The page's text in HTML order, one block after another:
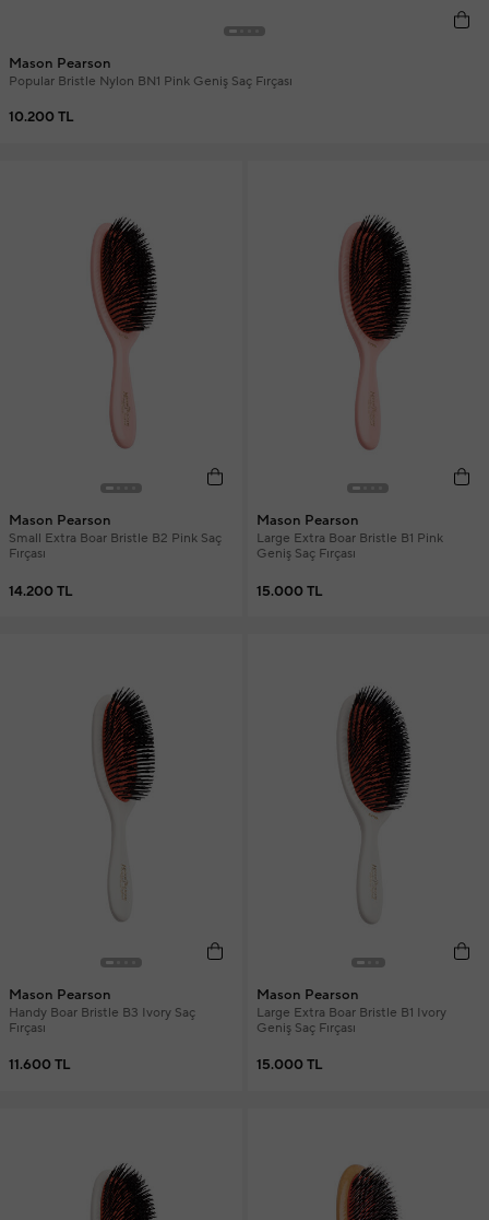
Mason Pearson
Popular Bristle Nylon BN1 Pink Geniş Saç Fırçası
10.200 TL
Mason Pearson
Small Extra Boar Bristle B2 Pink Saç
Fırçası
14.200 TL
Mason Pearson
Large Extra Boar Bristle B1 Pink
Geniş Saç Fırçası
15.000 TL
Mason Pearson
Handy Boar Bristle B3 Ivory Saç
Fırçası
11.600 TL
Mason Pearson
Large Extra Boar Bristle B1 Ivory
Geniş Saç Fırçası
15.000 TL